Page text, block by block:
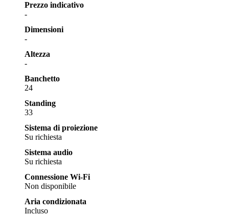
Prezzo indicativo
-
Dimensioni
-
Altezza
-
Banchetto
24
Standing
33
Sistema di proiezione
Su richiesta
Sistema audio
Su richiesta
Connessione Wi-Fi
Non disponibile
Aria condizionata
Incluso